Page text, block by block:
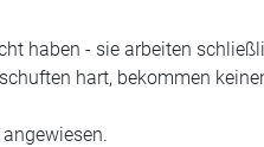
haben - sie arbeiten
hart, bekommen